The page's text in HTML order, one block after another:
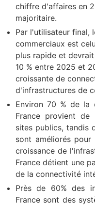
chiffre d'affaires en
majoritaire.
Par l'utilisateur final,
commerciaux est
plus rapide et
10 % entre 2025 et
croissante de
d'infrastructures de
Environ 70 % de la
France provient de
sites publics, tandis
sont améliorés
croissance de
France détient une
de la connectivité
Près de 60% des
France sont des